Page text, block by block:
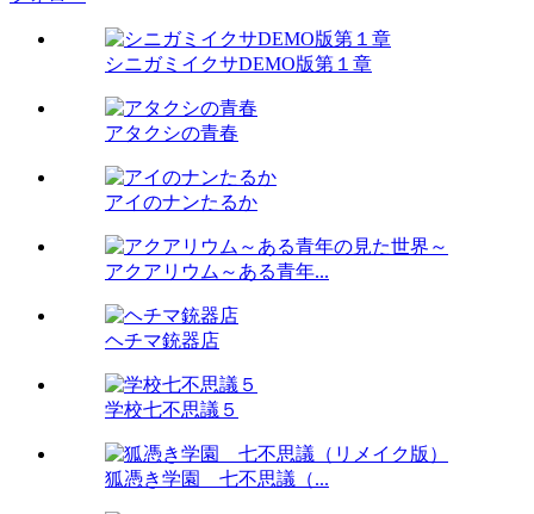
シニガミイクサDEMO版第１章
アタクシの青春
アイのナンたるか
アクアリウム～ある青年...
ヘチマ銃器店
学校七不思議５
狐憑き学園 七不思議（...